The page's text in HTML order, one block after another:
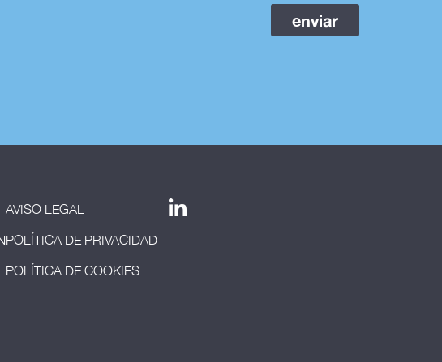
enviar
AVISO LEGAL
POLÍTICA DE PRIVACIDAD
POLÍTICA DE COOKIES